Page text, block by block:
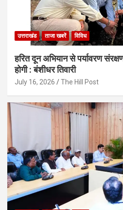
उत्तराखंड ताजा खबरें विविध
हरित दून अभियान से पर्यावरण
होगी : बंशीधर तिवारी
July 16, 2026 The Hill Post